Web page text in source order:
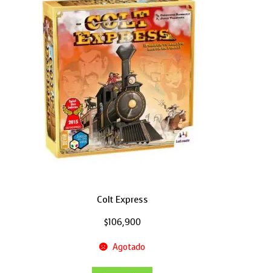
Colt Express
$106,900
Agotado